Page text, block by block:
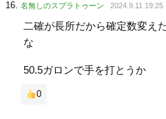
名無しのスプラトゥーン 2024.9.11 19:25
二確が長所だから確定数変え
な
50.5ガロンで手を打とうか
0